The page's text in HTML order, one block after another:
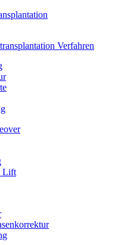
Verfahren
Lift